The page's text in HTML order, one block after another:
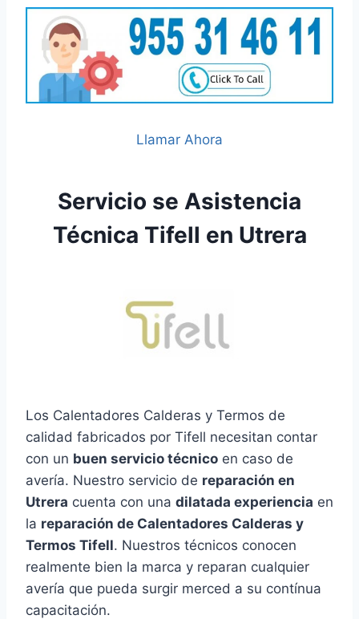
Llamar Ahora
Servicio se Asistencia
Técnica Tifell en Utrera
Los Calentadores Calderas y Termos de
calidad fabricados por Tifell necesitan contar
con un buen servicio técnico en caso de
avería. Nuestro servicio de reparación en
Utrera cuenta con una dilatada experiencia en
la reparación de Calentadores Calderas y
Termos Tifell. Nuestros técnicos conocen
realmente bien la marca y reparan cualquier
avería que pueda surgir merced a su contínua
capacitación.